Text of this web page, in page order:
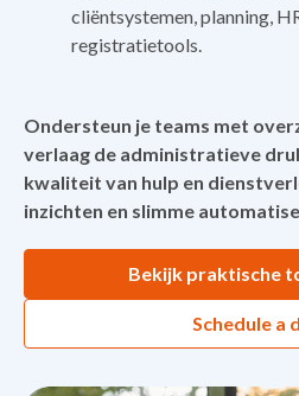
cliëntsystemen, planning,
registratietools.
Ondersteun je teams met
verlaag de administratieve
kwaliteit van hulp en
inzichten en slimme
Bekijk praktische
Schedule a